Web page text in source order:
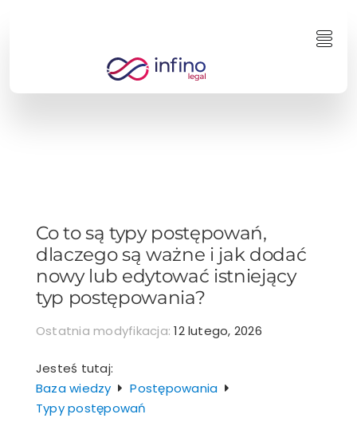
Co to są typy postępowań,
dlaczego są ważne i jak dodać
nowy lub edytować istniejący
typ postępowania?
Ostatnia modyfikacja:12 lutego, 2026
Jesteś tutaj:
Baza wiedzy
Postępowania
Typy postępowań